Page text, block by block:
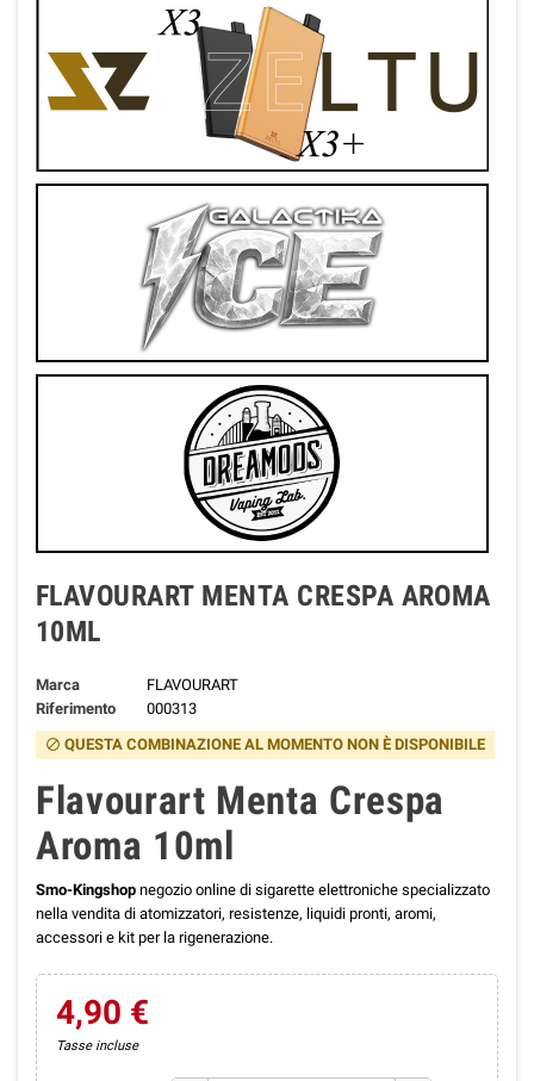
FLAVOURART MENTA CRESPA AROMA
10ML
Marca
FLAVOURART
Riferimento
000313
block QUESTA COMBINAZIONE AL MOMENTO NON È DISPONIBILE
Flavourart Menta Crespa
Aroma 10ml
Smo-Kingshop negozio online di sigarette elettroniche specializzato
nella vendita di atomizzatori, resistenze, liquidi pronti, aromi,
accessori e kit per la rigenerazione.
4,90 €
Tasse incluse